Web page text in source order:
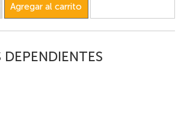
Agregar al carrito